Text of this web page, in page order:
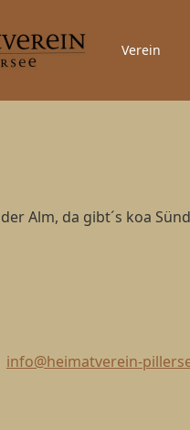
Verein
Alm, da gibt´s koa
info@heimatverein-